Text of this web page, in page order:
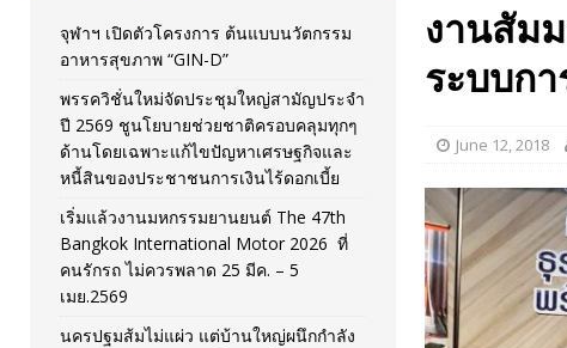
[ February 10, 2026 ] นครปฐมส้มไม่แผ่ว แต่บ้านใหญ่ผนึกกำลัง
วันที่สายอนุรักษ์นิยมเลิกรบกันเอง
PR NEWS
[ November 26, 2025 ] i-Motor เปิดตัว BREEZE ปักธงผู้นำ
[ April 30, 2026 ] จุฬาฯ เปิดตัวโครงการ ต้นแบบนวัตกรรมอาห
งานสัม
ระบบก
June 12, 2018
จุฬาฯ เปิดตัวโครงการ ต้นแบบนวัตกรรม
อาหารสุขภาพ “GIN-D”
พรรควิชั่นใหม่จัดประชุมใหญ่สามัญประจำ
ปี 2569 ชูนโยบายช่วยชาติครอบคลุมทุกๆ
ด้านโดยเฉพาะแก้ไขปัญหาเศรษฐกิจและ
หนี้สินของประชาชนการเงินไร้ดอกเบี้ย
เริ่มแล้วงานมหกรรมยานยนต์ The 47th
Bangkok International Motor 2026 ที่
คนรักรถ ไม่ควรพลาด 25 มีค. – 5
เมย.2569
นครปฐมส้มไม่แผ่ว แต่บ้านใหญ่ผนึกกำลัง